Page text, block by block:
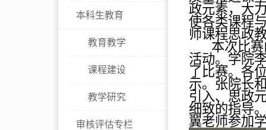
本科生教育
教育教学
课程建设
教学研究
审核评估专栏
政元素，大
使各类课程
师课程思政
本次比
活动。学院
了比赛。各
示。张院长
引入、思政
细致的指导
翼老师参加